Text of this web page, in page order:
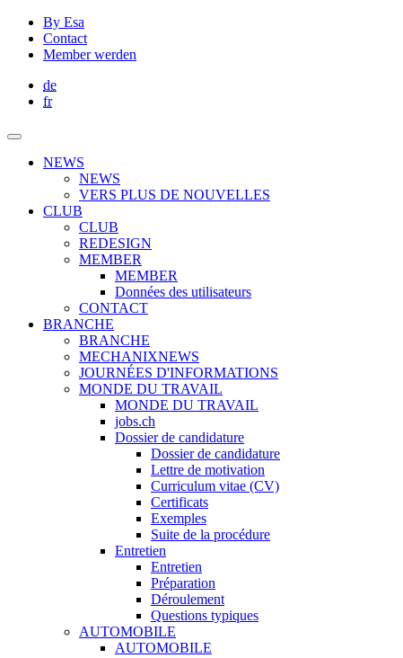
By Esa
Contact
Member werden
de
fr
NEWS
NEWS
VERS PLUS DE NOUVELLES
CLUB
CLUB
REDESIGN
MEMBER
MEMBER
Données des utilisateurs
CONTACT
BRANCHE
BRANCHE
MECHANIXNEWS
JOURNÉES D'INFORMATIONS
MONDE DU TRAVAIL
MONDE DU TRAVAIL
jobs.ch
Dossier de candidature
Dossier de candidature
Lettre de motivation
Curriculum vitae (CV)
Certificats
Exemples
Suite de la procédure
Entretien
Entretien
Préparation
Déroulement
Questions typiques
AUTOMOBILE
AUTOMOBILE